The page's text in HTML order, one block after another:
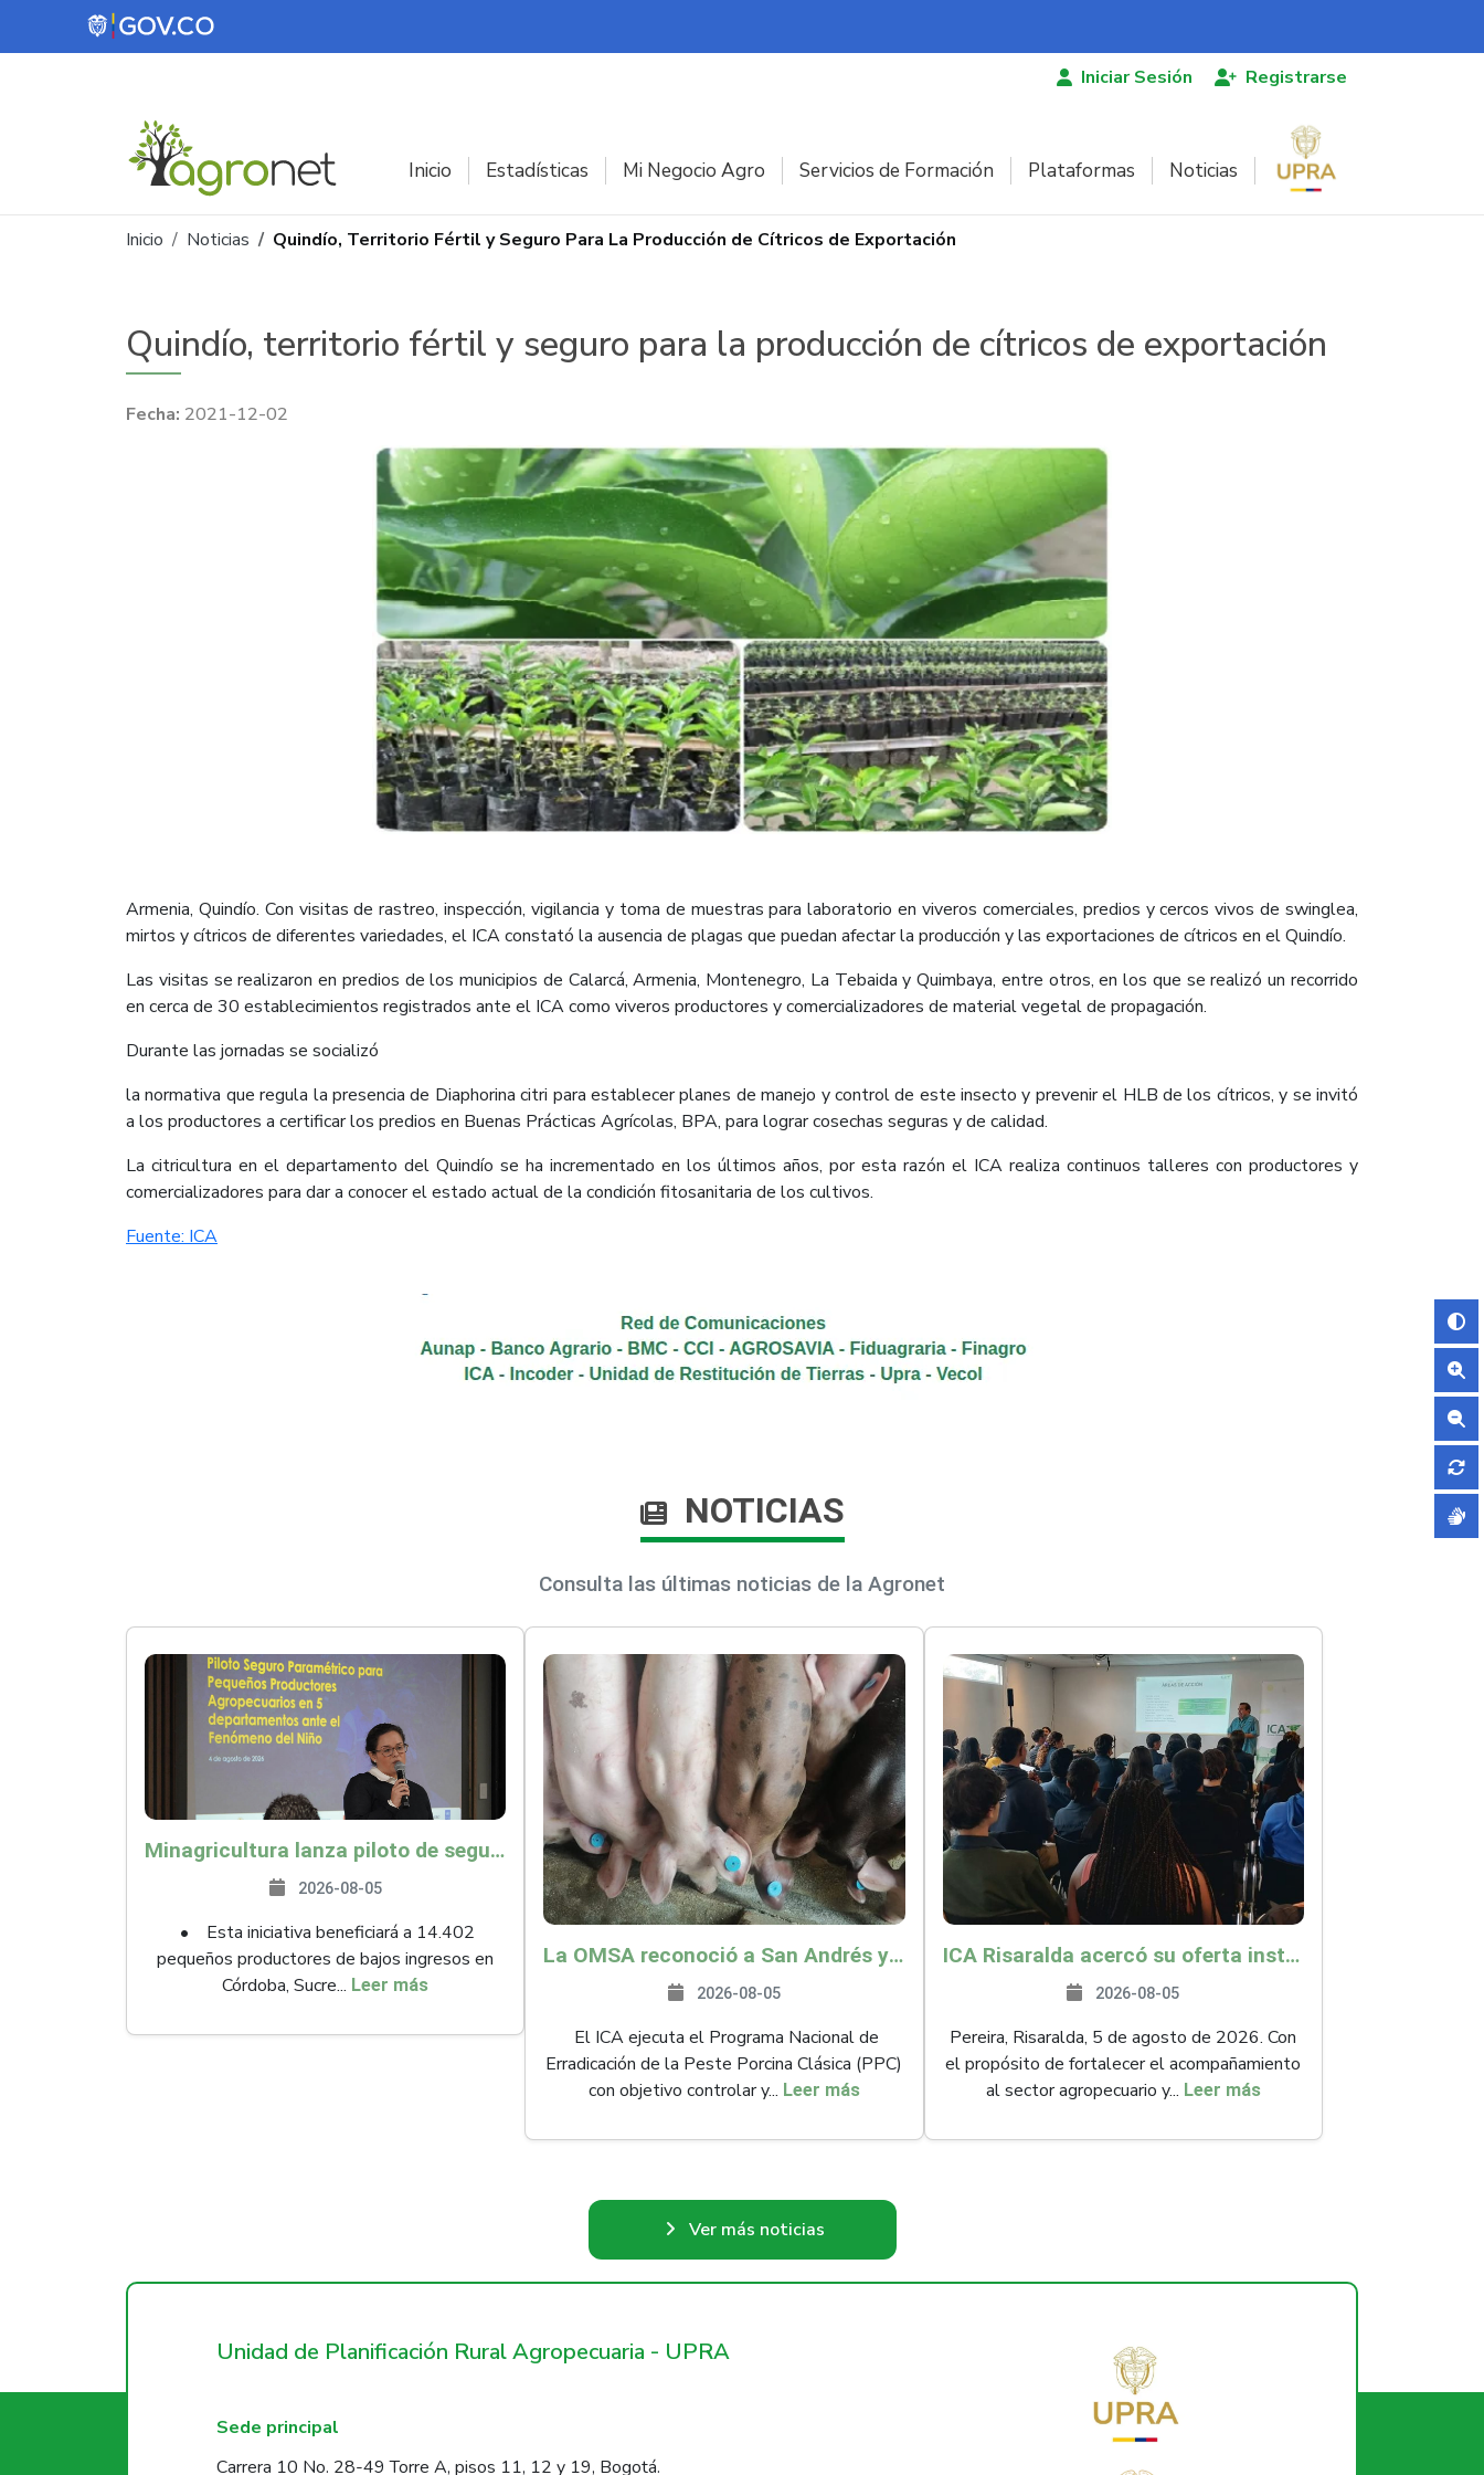
Pasar al contenido principal
Iniciar Sesión Registrarse
Inicio Estadísticas Mi Negocio Agro Servicios de Formación Plataformas Noticias
Ruta de navegación
Inicio Noticias Quindío, Territorio Fértil y Seguro Para La Producción de Cítricos de Exportación
Quindío, territorio fértil y seguro para la producción de cítricos de exportación
2021-12-02
Armenia, Quindío. Con visitas de rastreo, inspección, vigilancia y toma de muestras para laboratorio en viveros comerciales, predios y cercos vivos de swinglea,
mirtos y cítricos de diferentes variedades, el ICA constató la ausencia de plagas que puedan afectar la producción y las exportaciones de cítricos en el Quindío.
Las visitas se realizaron en predios de los municipios de Calarcá, Armenia, Montenegro, La Tebaida y Quimbaya, entre otros, en los que se realizó un recorrido
en cerca de 30 establecimientos registrados ante el ICA como viveros productores y comercializadores de material vegetal de propagación.
Durante las jornadas se socializó
la normativa que regula la presencia de Diaphorina citri para establecer planes de manejo y control de este insecto y prevenir el HLB de los cítricos, y se invitó
a los productores a certificar los predios en Buenas Prácticas Agrícolas, BPA, para lograr cosechas seguras y de calidad.
La citricultura en el departamento del Quindío se ha incrementado en los últimos años, por esta razón el ICA realiza continuos talleres con productores y
comercializadores para dar a conocer el estado actual de la condición fitosanitaria de los cultivos.
Fuente: ICA​​
NOTICIAS
Consulta las últimas noticias de la Agronet
Minagricultura lanza piloto de seguro agropecuario por $9.625 millones para proteger a más de 14.000 pequeños productores contra riesgos del Fenómeno de El Niño
2026-08-05
• Esta iniciativa beneficiará a 14.402
pequeños productores de bajos ingresos en
Córdoba, Sucre... Leer más
La OMSA reconoció a San Andrés y Providencia como zona libre de Peste Porcina Clásica (PPC)
2026-08-05
El ICA ejecuta el Programa Nacional de
Erradicación de la Peste Porcina Clásica (PPC)
con objetivo controlar y... Leer más
ICA Risaralda acercó su oferta institucional a productores y emprendedores en Expocamello
2026-08-05
Pereira, Risaralda, 5 de agosto de 2026. Con
el propósito de fortalecer el acompañamiento
al sector agropecuario y... Leer más
Ver más noticias
Unidad de Planificación Rural Agropecuaria - UPRA
Sede principal
Carrera 10 No. 28-49 Torre A, pisos 11, 12 y 19, Bogotá.